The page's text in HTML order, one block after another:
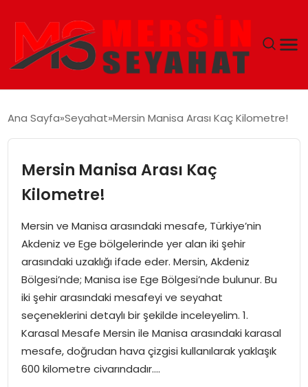
EKONOMI
EĞITIM
GÜNCEL
Ana Sayfa Seyahat Mersin Manisa Arası Kaç Kilometre!
Mersin Manisa Arası Kaç
Kilometre!
Mersin ve Manisa arasındaki mesafe, Türkiye’nin
Akdeniz ve Ege bölgelerinde yer alan iki şehir
arasındaki uzaklığı ifade eder. Mersin, Akdeniz
Bölgesi’nde; Manisa ise Ege Bölgesi’nde bulunur. Bu
iki şehir arasındaki mesafeyi ve seyahat
seçeneklerini detaylı bir şekilde inceleyelim. 1.
Karasal Mesafe Mersin ile Manisa arasındaki karasal
mesafe, doğrudan hava çizgisi kullanılarak yaklaşık
600 kilometre civarındadır….